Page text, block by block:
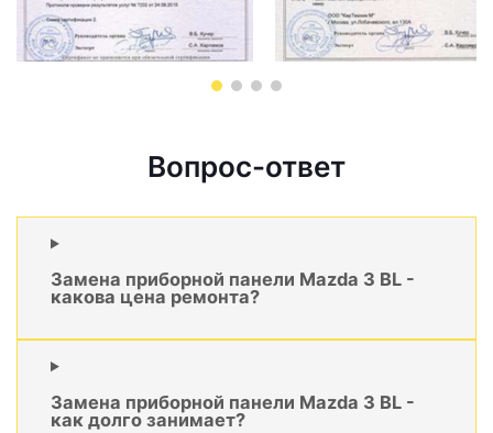
Вопрос-ответ
Замена приборной панели Mazda 3 BL -
какова цена ремонта?
Замена приборной панели Mazda 3 BL -
как долго занимает?